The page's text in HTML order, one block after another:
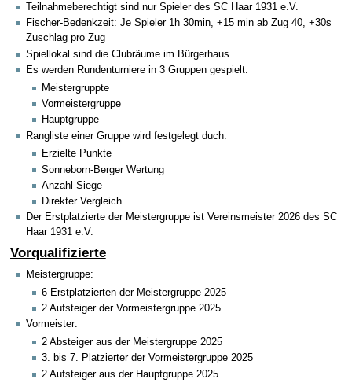
Teilnahmeberechtigt sind nur Spieler des SC Haar 1931 e.V.
Fischer-Bedenkzeit: Je Spieler 1h 30min, +15 min ab Zug 40, +30s
Zuschlag pro Zug
Spiellokal sind die Clubräume im Bürgerhaus
Es werden Rundenturniere in 3 Gruppen gespielt:
Meistergruppte
Vormeistergruppe
Hauptgruppe
Rangliste einer Gruppe wird festgelegt duch:
Erzielte Punkte
Sonneborn-Berger Wertung
Anzahl Siege
Direkter Vergleich
Der Erstplatzierte der Meistergruppe ist Vereinsmeister 2026 des SC
Haar 1931 e.V.
Vorqualifizierte
Meistergruppe:
6 Erstplatzierten der Meistergruppe 2025
2 Aufsteiger der Vormeistergruppe 2025
Vormeister:
2 Absteiger aus der Meistergruppe 2025
3. bis 7. Platzierter der Vormeistergruppe 2025
2 Aufsteiger aus der Hauptgruppe 2025